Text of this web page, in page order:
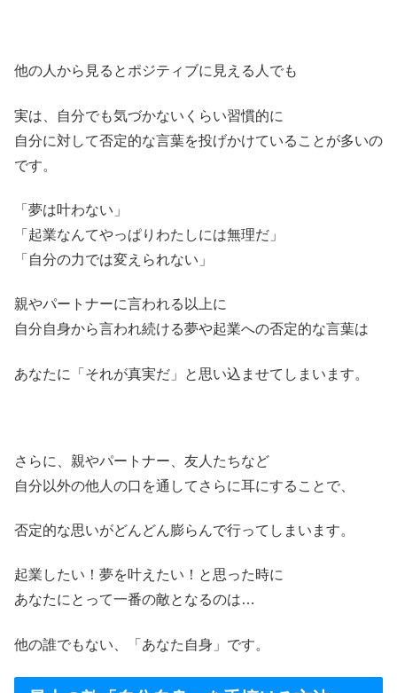
他の人から見るとポジティブに見える人でも
実は、自分でも気づかないくらい習慣的に
自分に対して否定的な言葉を投げかけていることが多いの
です。
「夢は叶わない」
「起業なんてやっぱりわたしには無理だ」
「自分の力では変えられない」
親やパートナーに言われる以上に
自分自身から言われ続ける夢や起業への否定的な言葉は
あなたに「それが真実だ」と思い込ませてしまいます。
さらに、親やパートナー、友人たちなど
自分以外の他人の口を通してさらに耳にすることで、
否定的な思いがどんどん膨らんで行ってしまいます。
起業したい！夢を叶えたい！と思った時に
あなたにとって一番の敵となるのは…
他の誰でもない、「あなた自身」です。